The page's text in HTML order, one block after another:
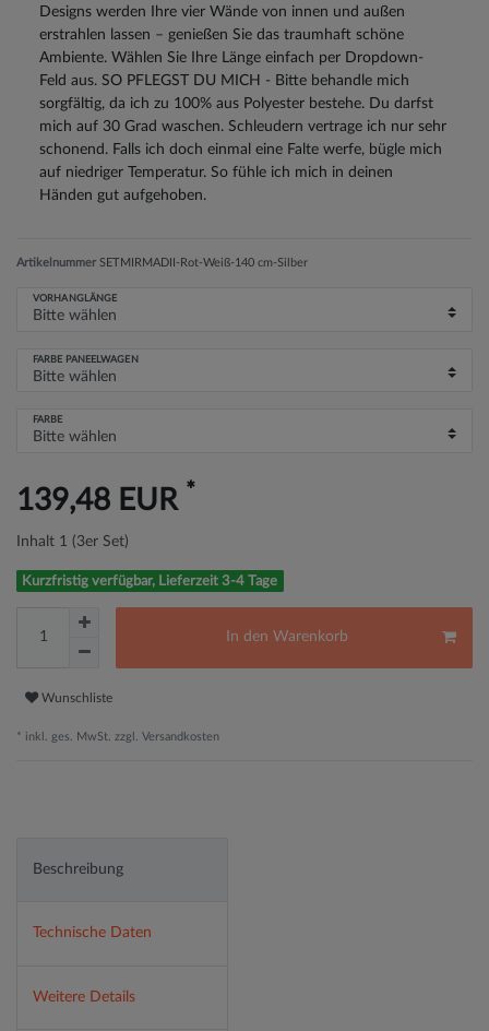
Designs werden Ihre vier Wände von innen und außen
erstrahlen lassen – genießen Sie das traumhaft schöne
Ambiente. Wählen Sie Ihre Länge einfach per Dropdown-
Feld aus. SO PFLEGST DU MICH - Bitte behandle mich
sorgfältig, da ich zu 100% aus Polyester bestehe. Du darfst
mich auf 30 Grad waschen. Schleudern vertrage ich nur sehr
schonend. Falls ich doch einmal eine Falte werfe, bügle mich
auf niedriger Temperatur. So fühle ich mich in deinen
Händen gut aufgehoben.
Artikelnummer SETMIRMADII-Rot-Weiß-140 cm-Silber
VORHANGLÄNGE
FARBE PANEELWAGEN
FARBE
139,48 EUR *
Inhalt 1 (3er Set)
Kurzfristig verfügbar, Lieferzeit 3-4 Tage
In den Warenkorb
Wunschliste
* inkl. ges. MwSt. zzgl. Versandkosten
Beschreibung
Technische Daten
Weitere Details